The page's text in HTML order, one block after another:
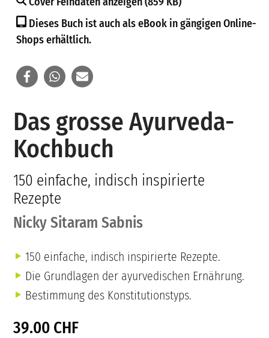
Dieses Buch ist auch als eBook in gängigen Online-
Shops erhältlich.
Das grosse Ayurveda-
Kochbuch
150 einfache, indisch inspirierte
Rezepte
Nicky Sitaram Sabnis
150 einfache, indisch inspirierte Rezepte.
Die Grundlagen der ayurvedischen Ernährung.
Bestimmung des Konstitutionstyps.
39.00 CHF